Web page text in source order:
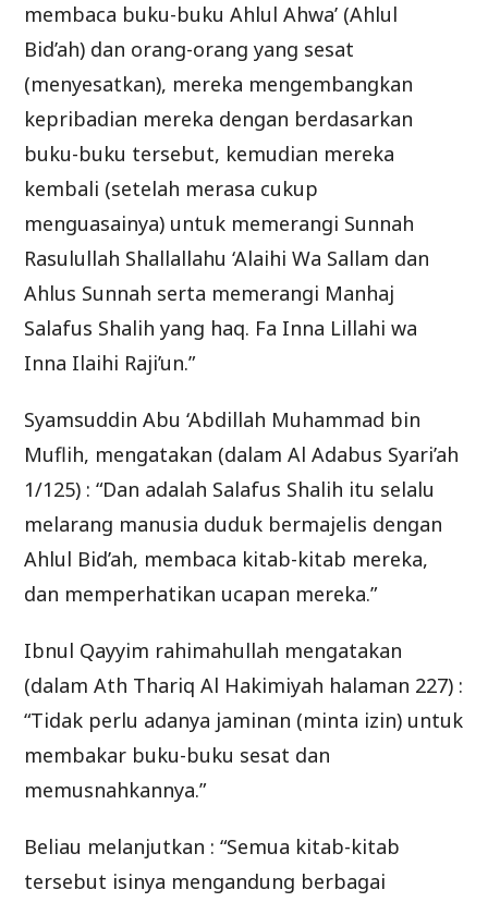
membaca buku-buku Ahlul Ahwa’ (Ahlul
Bid’ah) dan orang-orang yang sesat
(menyesatkan), mereka mengembangkan
kepribadian mereka dengan berdasarkan
buku-buku tersebut, kemudian mereka
kembali (setelah merasa cukup
menguasainya) untuk memerangi Sunnah
Rasulullah Shallallahu ‘Alaihi Wa Sallam dan
Ahlus Sunnah serta memerangi Manhaj
Salafus Shalih yang haq. Fa Inna Lillahi wa
Inna Ilaihi Raji’un.”
Syamsuddin Abu ‘Abdillah Muhammad bin
Muflih, mengatakan (dalam Al Adabus Syari’ah
1/125) : “Dan adalah Salafus Shalih itu selalu
melarang manusia duduk bermajelis dengan
Ahlul Bid’ah, membaca kitab-kitab mereka,
dan memperhatikan ucapan mereka.”
Ibnul Qayyim rahimahullah mengatakan
(dalam Ath Thariq Al Hakimiyah halaman 227) :
“Tidak perlu adanya jaminan (minta izin) untuk
membakar buku-buku sesat dan
memusnahkannya.”
Beliau melanjutkan : “Semua kitab-kitab
tersebut isinya mengandung berbagai